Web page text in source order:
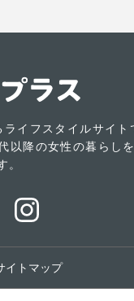
イフスタイルサイ
降の女性の暮らし
。
イトマップ